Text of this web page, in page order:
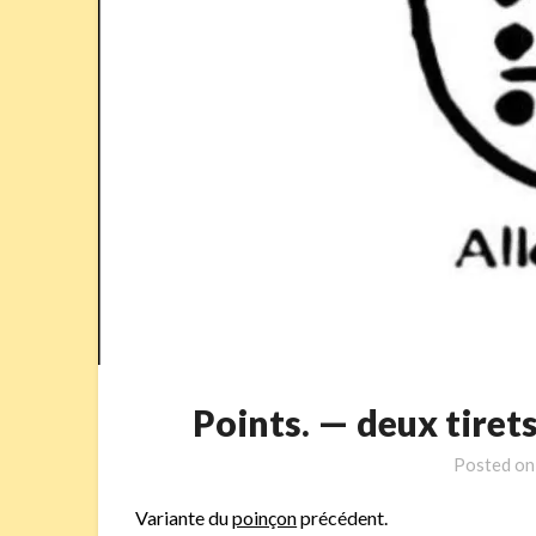
Points. — deux
Posted on
Variante dupoinçonprécédent.